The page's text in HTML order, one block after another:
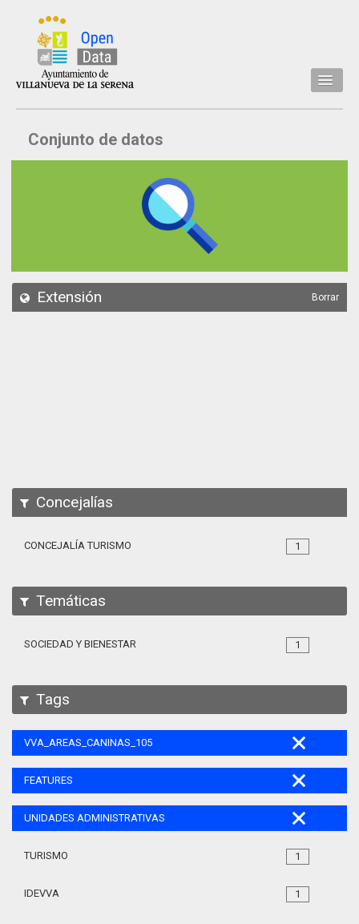
Inicio
Datos
API
Conjunto de datos
Extensión Borrar
Concejalías
1
CONCEJALÍA TURISMO
Temáticas
1
SOCIEDAD Y BIENESTAR
Tags
VVA_AREAS_CANINAS_105
FEATURES
UNIDADES ADMINISTRATIVAS
1
TURISMO
1
IDEVVA